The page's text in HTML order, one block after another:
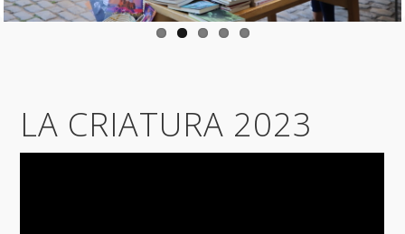
LA CRIATURA 2023